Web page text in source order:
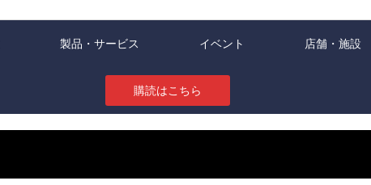
製品・サービス イベント 店舗・施設
購読はこちら